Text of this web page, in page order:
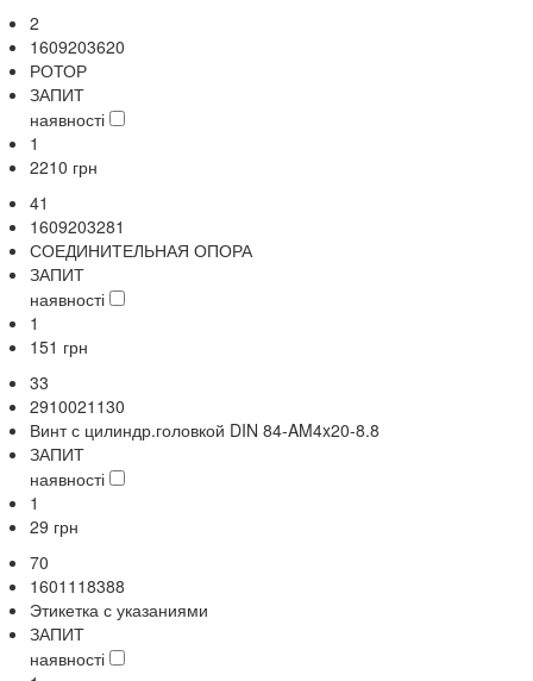
2
1609203620
РОТОР
ЗАПИТ
наявності
1
2210 грн
41
1609203281
СОЕДИНИТЕЛЬНАЯ ОПОРА
ЗАПИТ
наявності
1
151 грн
33
2910021130
Винт с цилиндр.головкой DIN 84-AM4x20-8.8
ЗАПИТ
наявності
1
29 грн
70
1601118388
Этикетка с указаниями
ЗАПИТ
наявності